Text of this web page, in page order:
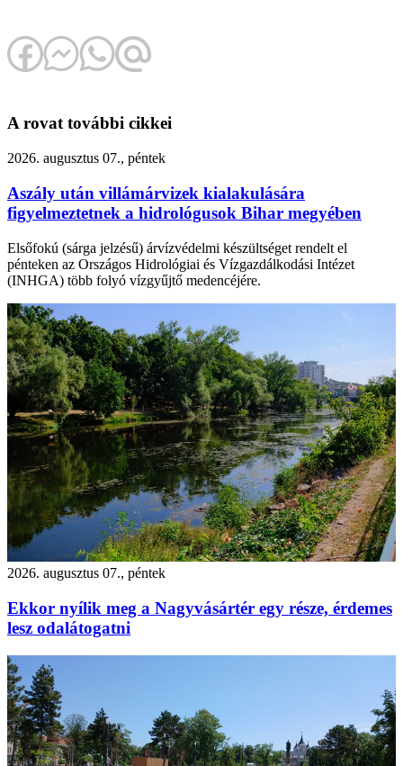
A rovat további cikkei
2026. augusztus 07., péntek
Aszály után villámárvizek kialakulására
figyelmeztetnek a hidrológusok Bihar megyében
Elsőfokú (sárga jelzésű) árvízvédelmi készültséget rendelt el
pénteken az Országos Hidrológiai és Vízgazdálkodási Intézet
(INHGA) több folyó vízgyűjtő medencéjére.
2026. augusztus 07., péntek
Ekkor nyílik meg a Nagyvásártér egy része, érdemes
lesz odalátogatni